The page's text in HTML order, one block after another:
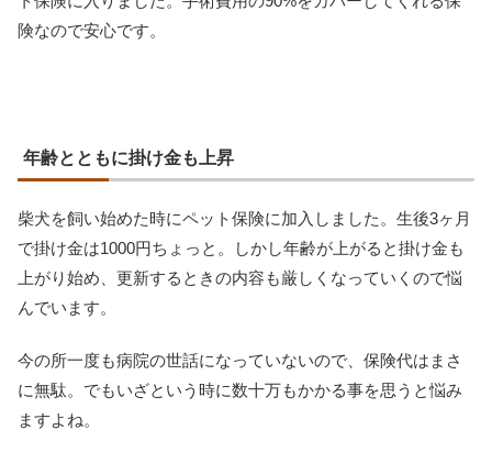
険なので安心です。
年齢とともに掛け金も上昇
柴犬を飼い始めた時にペット保険に加入しました。生後3ヶ月
で掛け金は1000円ちょっと。しかし年齢が上がると掛け金も
上がり始め、更新するときの内容も厳しくなっていくので悩
んでいます。
今の所一度も病院の世話になっていないので、保険代はまさ
に無駄。でもいざという時に数十万もかかる事を思うと悩み
ますよね。